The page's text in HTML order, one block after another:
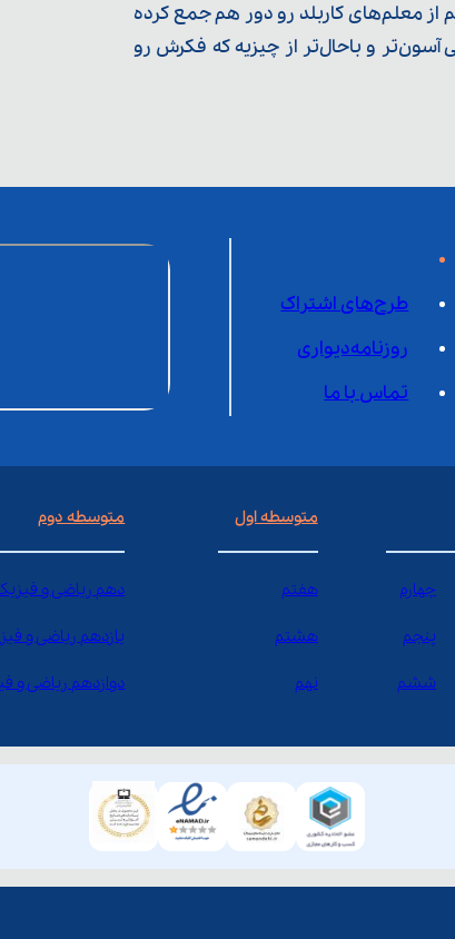
از معلم‌‌های کاربلد رو دور هم جمع کرده
و باحال‌تر از چیزیه که فکرش رو
طرح‌های اشتراک
روزنامه‌دیواری
تماس با ما
چهارم
پنجم
ششم
متوسطه اول
هفتم
هشتم
نهم
متوسطه دوم
دهم ریاضی و
یازدهم ریاضی و
دوازدهم ریاضی و